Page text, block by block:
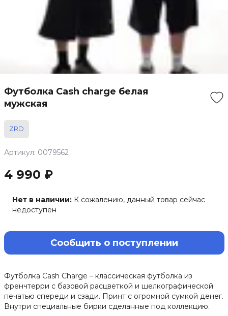
Футболка Cash charge белая
мужская
ZRD
Артикул: 0079562
4 990 ₽
Нет в наличии: К сожалению, данный товар сейчас
недоступен
Сообщить о поступлении
Футболка Cash Charge – классическая футболка из
френчтерри с базовой расцветкой и шелкографической
печатью спереди и сзади. Принт с огромной сумкой денег.
Внутри специальные бирки сделанные под коллекцию.